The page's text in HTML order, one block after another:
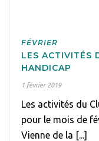
FÉVRIER
LES ACTIVITÉS
HANDICAP
1 février 2019
Les activités du
pour le mois de
Vienne de la [...]